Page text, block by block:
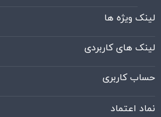
لینک ویژه ها
لینک های کاربردی
حساب کاربری
نماد اعتماد